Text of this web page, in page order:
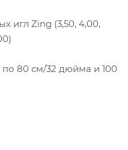
игл Zing (3,50, 4,00,
80 см/32 дюйма и 100